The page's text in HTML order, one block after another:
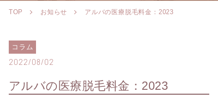
TOP お知らせ アルバの医療脱毛料金：2023
コラム
2022/08/02
アルバの医療脱毛料金：2023